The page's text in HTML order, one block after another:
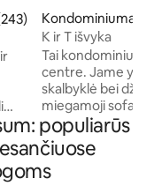
įvertinimas: 4,94 iš 5,
Kondominiumas
mphis
K ir T išvyka
Tai
centre. Jame yra
skalbyklė bei
miegamoji sofa,
žmonės. Yra
stovėjimo
gerai apšviestas ir
Savarankiškas
populiarūs